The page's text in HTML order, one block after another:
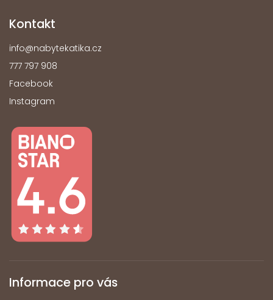
Kontakt
info@nabytekatika.cz
777 797 908
Facebook
Instagram
Informace pro vás